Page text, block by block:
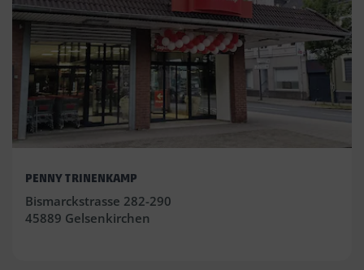
PENNY TRINENKAMP
Bismarckstrasse 282-290
45889 Gelsenkirchen